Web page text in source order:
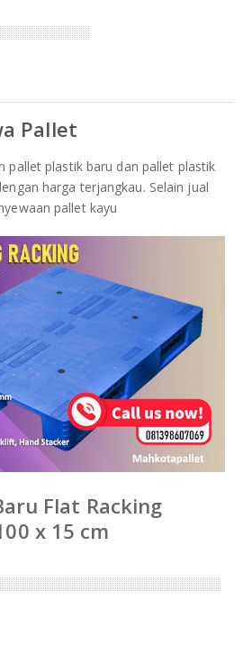
Pallet
pallet plastik baru dan pallet plastik
harga terjangkau. Selain jual
pallet kayu
Flat Racking
x 15 cm